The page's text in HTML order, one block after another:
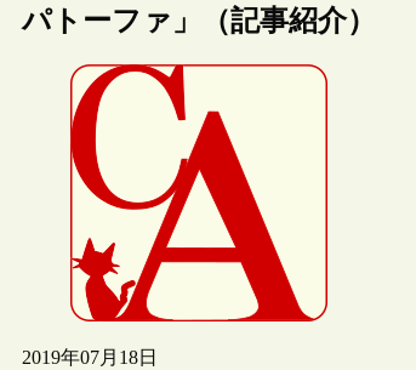
パトーファ」（記事紹介）
2019年07月18日